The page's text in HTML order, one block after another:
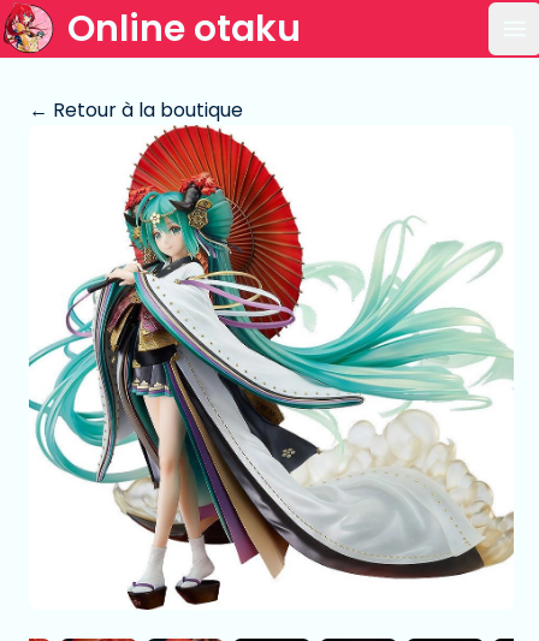
Online otaku
← Retour à la boutique